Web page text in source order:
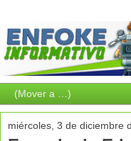
miércoles, 3 de diciembre